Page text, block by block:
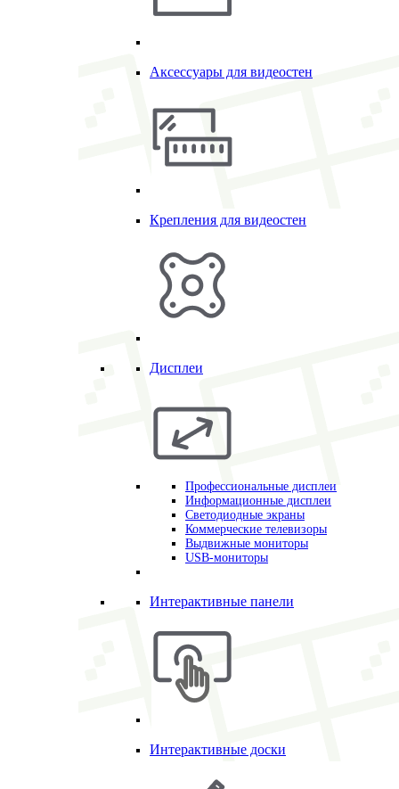
Аксессуары для видеостен
Крепления для видеостен
Дисплеи
Профессиональные дисплеи
Информационные дисплеи
Светодиодные экраны
Коммерческие телевизоры
Выдвижные мониторы
USB-мониторы
Интерактивные панели
Интерактивные доски